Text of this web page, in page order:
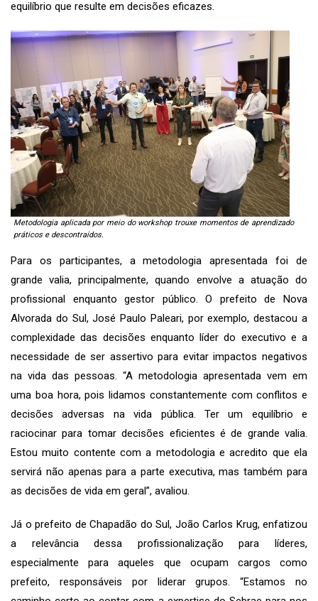
equilíbrio que resulte em decisões eficazes.
Metodologia aplicada por meio do workshop trouxe momentos de aprendizado
práticos e descontraídos.
Para os participantes, a metodologia apresentada foi de
grande valia, principalmente, quando envolve a atuação do
profissional enquanto gestor público. O prefeito de Nova
Alvorada do Sul, José Paulo Paleari, por exemplo, destacou a
complexidade das decisões enquanto líder do executivo e a
necessidade de ser assertivo para evitar impactos negativos
na vida das pessoas. “A metodologia apresentada vem em
uma boa hora, pois lidamos constantemente com conflitos e
decisões adversas na vida pública. Ter um equilíbrio e
raciocinar para tomar decisões eficientes é de grande valia.
Estou muito contente com a metodologia e acredito que ela
servirá não apenas para a parte executiva, mas também para
as decisões de vida em geral”, avaliou.
Já o prefeito de Chapadão do Sul, João Carlos Krug, enfatizou
a relevância dessa profissionalização para líderes,
especialmente para aqueles que ocupam cargos como
prefeito, responsáveis por liderar grupos. “Estamos no